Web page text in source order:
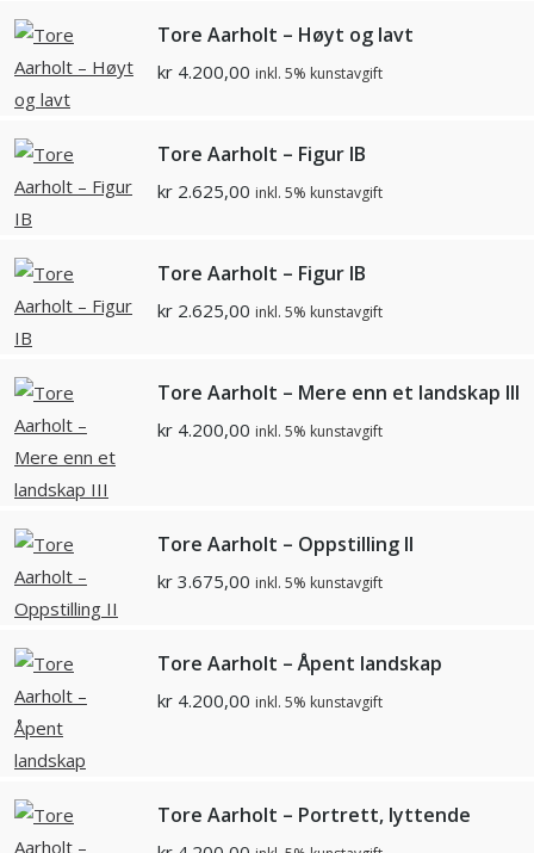
Tore Aarholt – Høyt og lavt
kr 4.200,00 inkl. 5% kunstavgift
Tore Aarholt – Figur IB
kr 2.625,00 inkl. 5% kunstavgift
Tore Aarholt – Figur IB
kr 2.625,00 inkl. 5% kunstavgift
Tore Aarholt – Mere enn et landskap III
kr 4.200,00 inkl. 5% kunstavgift
Tore Aarholt – Oppstilling II
kr 3.675,00 inkl. 5% kunstavgift
Tore Aarholt – Åpent landskap
kr 4.200,00 inkl. 5% kunstavgift
Tore Aarholt – Portrett, lyttende